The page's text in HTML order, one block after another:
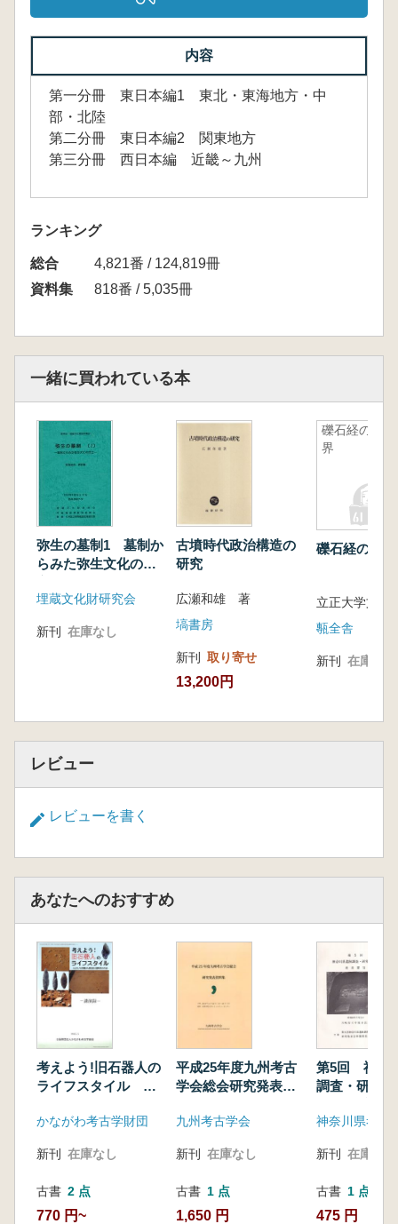
内容
第一分冊 東日本編1 東北・東海地方・中
部・北陸
第二分冊 東日本編2 関東地方
第三分冊 西日本編 近畿～九州
ランキング
総合
4,821番 / 124,819冊
資料集
818番 / 5,035冊
一緒に買われている本
弥生の墓制1 墓制か
らみた弥生文化の成
集
埋蔵文化財研究会
新刊 在庫なし
古墳時代政治構造の
研究
広瀬和雄 著
塙書房
新刊 取り寄せ
13,200円
礫石経の世
界
礫石経の世界
甎全舎
新刊 在庫なし
レビュー
レビューを書く
あなたへのおすすめ
考えよう!旧石器人の
ライフスタイル 人
る旧石器時代の生
かながわ考古学財団
新刊 在庫なし
古書 2 点
770 円~
平成25年度九州考古
学会総会研究発表資
九州考古学会
新刊 在庫なし
古書 1 点
1,650 円
第5回 神奈
調査・研究
神奈川県考古
新刊 在庫なし
古書 1 点
475 円